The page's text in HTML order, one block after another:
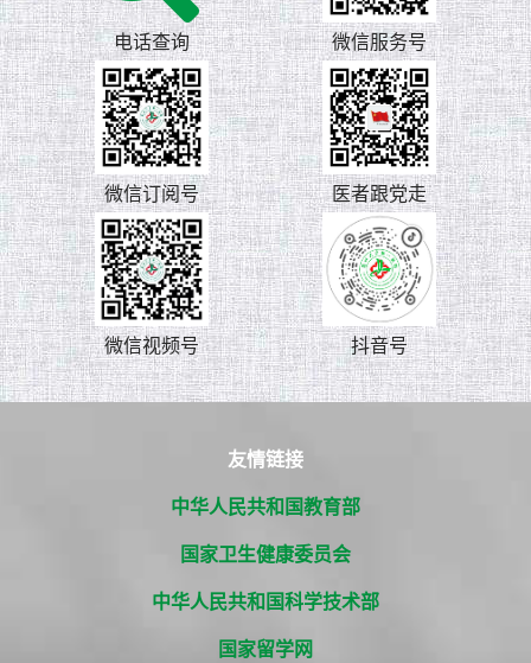
电话查询 微信服务号
微信订阅号 医者跟党走
微信视频号 抖音号
友情链接
中华人民共和国教育部
国家卫生健康委员会
中华人民共和国科学技术部
国家留学网